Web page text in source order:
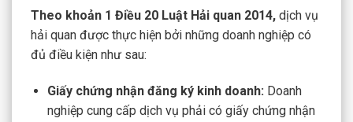
Theo khoản 1 Điều 20 Luật Hải quan 2014, dịch vụ
hải quan được thực hiện bởi những doanh nghiệp có
đủ điều kiện như sau:
Giấy chứng nhận đăng ký kinh doanh: Doanh
nghiệp cung cấp dịch vụ phải có giấy chứng nhận